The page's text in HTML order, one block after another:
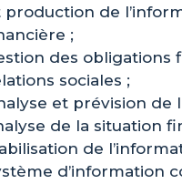
production de
;
des obligations
sociales ;
et prévision de
de la situation
de
d’information